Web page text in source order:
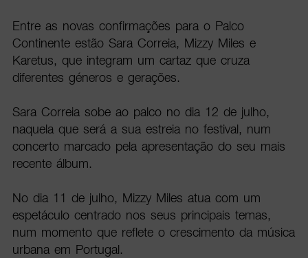
Entre as novas confirmações para o Palco
Continente estão Sara Correia, Mizzy Miles e
Karetus, que integram um cartaz que cruza
diferentes géneros e gerações.
Sara Correia sobe ao palco no dia 12 de julho,
naquela que será a sua estreia no festival, num
concerto marcado pela apresentação do seu mais
recente álbum.
No dia 11 de julho, Mizzy Miles atua com um
espetáculo centrado nos seus principais temas,
num momento que reflete o crescimento da música
urbana em Portugal.